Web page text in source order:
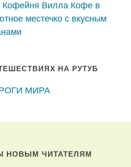
Кофейня Вилла Кофе в
местечко с вкусным
НА РУТУБ
МИРА
НОВЫМ ЧИТАТЕЛЯМ